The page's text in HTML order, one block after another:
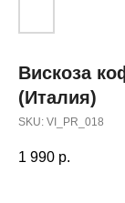
Вискоза
(Италия)
SKU: VI_PR_018
1 990 р.